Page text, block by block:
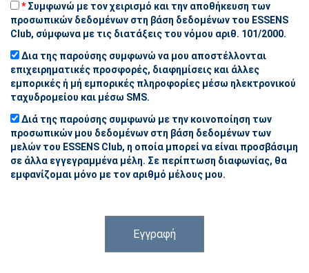
*Συμφωνώ με τον χειρισμό και την αποθήκευση των
προσωπικών δεδομένων στη βάση δεδομένων του ESSENS
Club, σύμφωνα με τις διατάξεις του νόμου αριθ. 101/2000.
Δια της παρούσης συμφωνώ να μου αποστέλλονται
επιχειρηματικές προσφορές, διαφημίσεις και άλλες
εμπορικές ή μή εμπορικές πληροφορίες μέσω ηλεκτρονικού
ταχυδρομείου και μέσω SMS.
Διά της παρούσης συμφωνώ με την κοινοποίηση των
προσωπικών μου δεδομένων στη βάση δεδομένων των
μελών του ESSENS Club, η οποία μπορεί να είναι προσβάσιμη
σε άλλα εγγεγραμμένα μέλη. Σε περίπτωση διαφωνίας, θα
εμφανίζομαι μόνο με τον αριθμό μέλους μου.
Εγγραφή